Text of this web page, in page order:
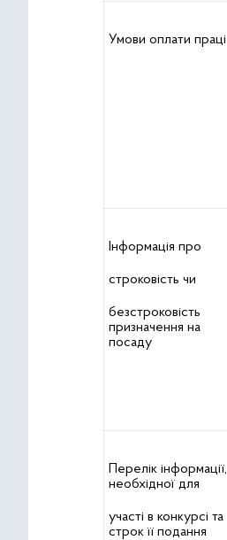
Умови оплати праці
Інформація про
строковість чи
безстроковість
призначення на
посаду
Перелік інформації,
необхідної для
участі в конкурсі та
строк її подання